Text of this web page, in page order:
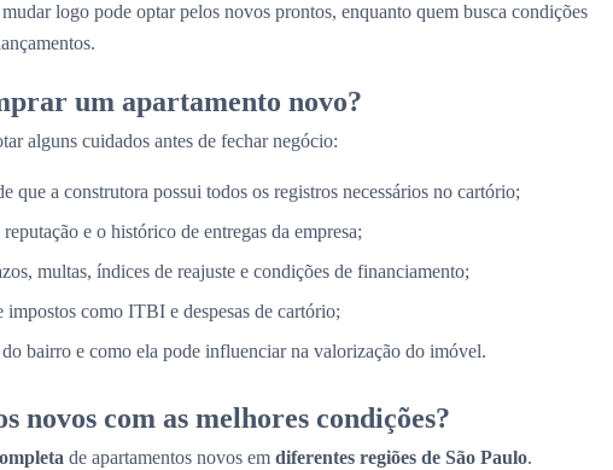
logo pode optar pelos novos prontos, enquanto quem busca condições
um apartamento novo?
alguns cuidados antes de fechar negócio:
que a construtora possui todos os registros necessários no cartório;
e o histórico de entregas da empresa;
multas, índices de reajuste e condições de financiamento;
impostos como ITBI e despesas de cartório;
bairro e como ela pode influenciar na valorização do imóvel.
novos com as melhores condições?
de apartamentos novos em diferentes regiões de São Paulo.